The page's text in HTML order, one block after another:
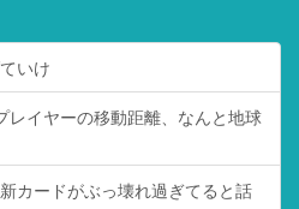
いけ
レイヤーの移動距離、なんと地球
カードがぶっ壊れ過ぎてると話